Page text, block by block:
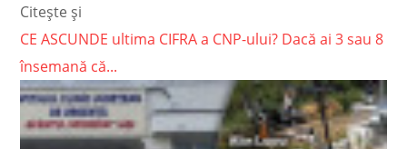
Citește și
CE ASCUNDE ultima CIFRA a CNP-ului? Dacă ai 3 sau 8
însemană că...